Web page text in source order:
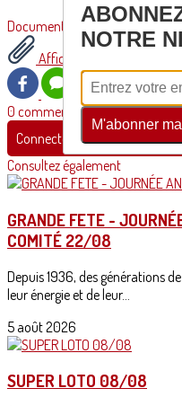
Documents
Affiche Théâtre 28-01-
0 commentaire(s)
Connectez-vous pour laisser
Consultez également
GRANDE FETE -
COMITÉ 22/08
Depuis 1936, des générations
leur énergie et de leur...
5 août 2026
SUPER LOTO 08/08
NOTRE
M'abonner